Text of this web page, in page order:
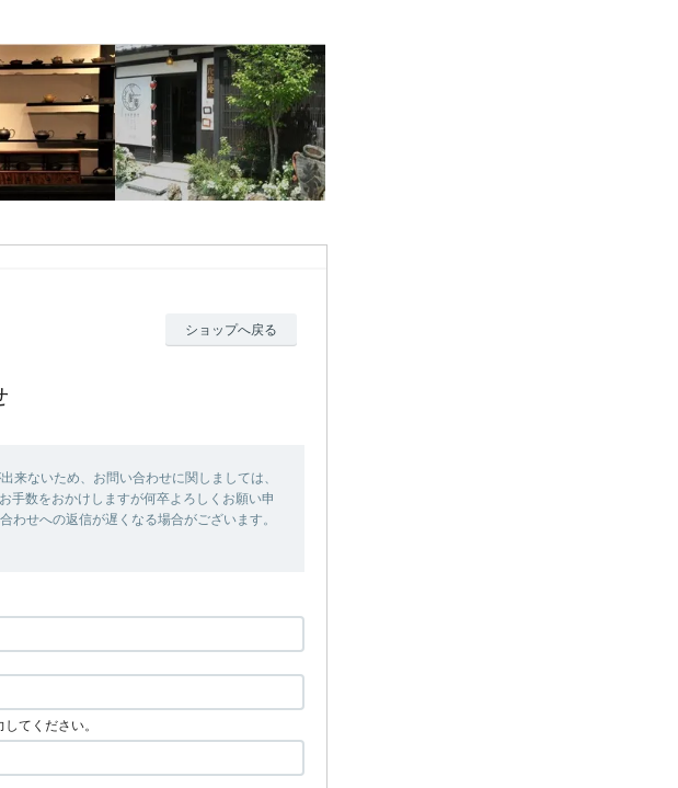
ショップへ戻る
いため、お問い合わせに関しましては、
数をおかけしますが何卒よろしくお願い申
せへの返信が遅くなる場合がございます。
てください。